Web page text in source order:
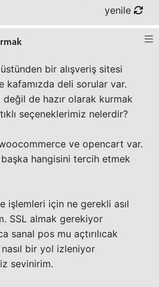
yenile
bir alışveriş sitesi
kafamızda deli sorular var.
de hazır olarak kurmak
seçeneklerimiz nelerdir?
ve opencart var.
hangisini tercih etmek
işlemleri için ne gerekli asıl
SSL almak gerekiyor
sanal pos mu açtırılıcak
bir yol izleniyor
sevinirim.